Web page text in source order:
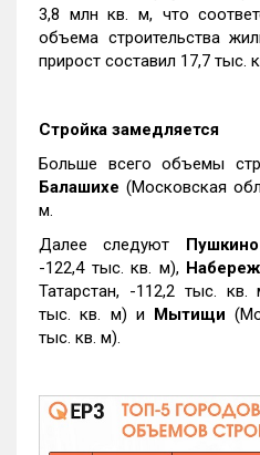
3,8 млн кв. м, что
объема строительства
прирост составил 17,7 тыс.
Стройка замедляется
Больше всего объемы
Балашихе (Московская
м.
Далее следуют
-122,4 тыс. кв. м),
Татарстан, -112,2 тыс. кв.
тыс. кв. м) и Мытищи
тыс. кв. м).